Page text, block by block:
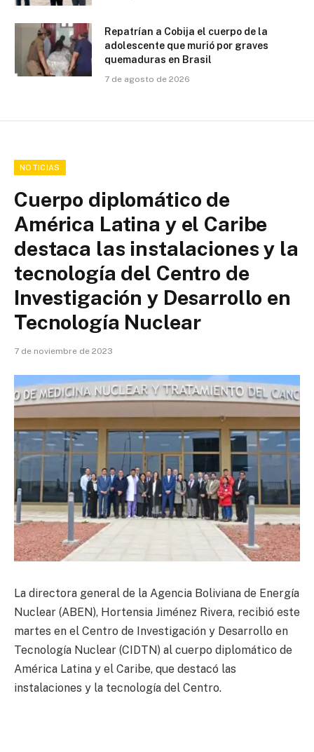
Repatrían a Cobija el cuerpo de la
adolescente que murió por graves
quemaduras en Brasil
7 de agosto de 2026
NOTICIAS
Cuerpo diplomático de
América Latina y el Caribe
destaca las instalaciones y la
tecnología del Centro de
Investigación y Desarrollo en
Tecnología Nuclear
7 de noviembre de 2023
La directora general de la Agencia Boliviana de Energía
Nuclear (ABEN), Hortensia Jiménez Rivera, recibió este
martes en el Centro de Investigación y Desarrollo en
Tecnología Nuclear (CIDTN) al cuerpo diplomático de
América Latina y el Caribe, que destacó las
instalaciones y la tecnología del Centro.